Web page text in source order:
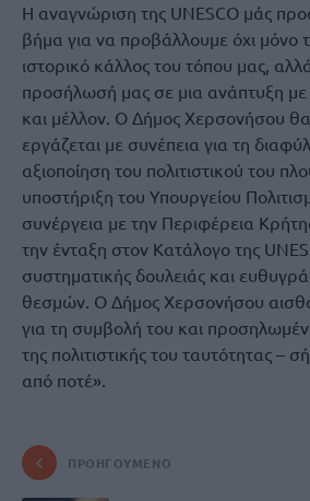
Η αναγνώριση της UNESCO μάς
βήμα για να προβάλλουμε όχι μόνο
ιστορικό κάλλος του τόπου μας,
προσήλωσή μας σε μια ανάπτυξη
και μέλλον. Ο Δήμος Χερσονήσου θα
εργάζεται με συνέπεια για τη
αξιοποίηση του πολιτιστικού του
υποστήριξη του Υπουργείου
συνέργεια με την Περιφέρεια
την ένταξη στον Κατάλογο της
συστηματικής δουλειάς και
θεσμών. Ο Δήμος Χερσονήσου
για τη συμβολή του και
της πολιτιστικής του ταυτότητας –
από ποτέ».
ΠΡΟΗΓΟΎΜΕΝΟ